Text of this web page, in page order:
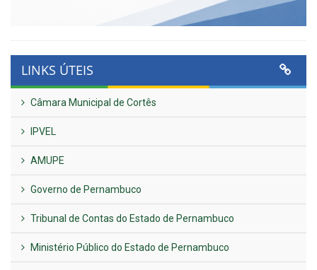
LINKS ÚTEIS
Câmara Municipal de Cortês
IPVEL
AMUPE
Governo de Pernambuco
Tribunal de Contas do Estado de Pernambuco
Ministério Público do Estado de Pernambuco